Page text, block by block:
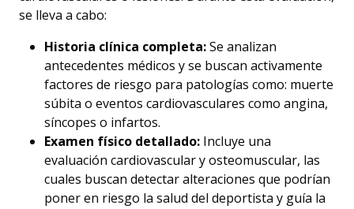
se lleva a cabo:
Historia clínica completa:Se analizan
antecedentes médicos y se buscan activamente
factores de riesgo para patologías como: muerte
súbita o eventos cardiovasculares como angina,
síncopes o infartos.
Examen físico detallado: Incluye una
evaluación cardiovascular y osteomuscular, las
cuales buscan detectar alteraciones que podrían
poner en riesgo la salud del deportista y guía la